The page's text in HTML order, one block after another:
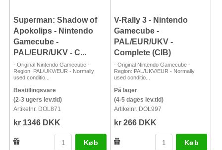
Superman: Shadow of
Apokolips - Nintendo
Gamecube -
PAL/EUR/UKV - C...
- Original Nintendo Gamecube -
Region: PAL/UKV/EUR - Normally
used conditio...
Bestillingsvare
(2-3 ugers lev.tid)
Artikelnr. DOL871
kr 1346 DKK
Køb
V-Rally 3 - Nintendo
Gamecube -
PAL/EUR/UKV -
Complete (CIB)
- Original Nintendo Gamecube -
Region: PAL/UKV/EUR - Normally
used conditio...
På lager
(4-5 dages lev.tid)
Artikelnr. DOL997
kr 266 DKK
Køb